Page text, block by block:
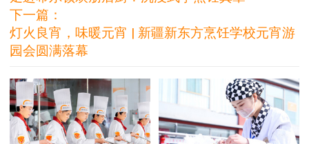
下一篇：
灯火良宵，味暖元宵 | 新疆新东方烹饪学校元宵游
园会圆满落幕